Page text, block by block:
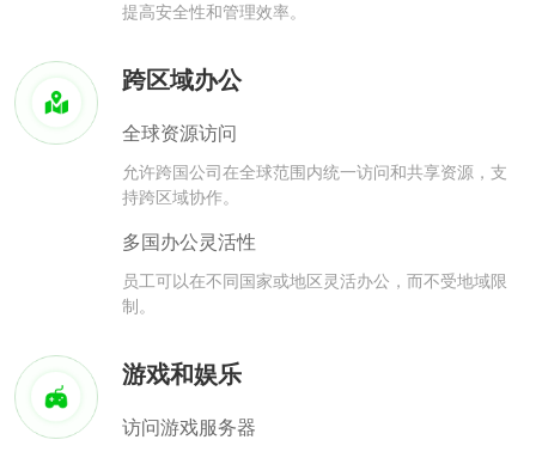
提高安全性和管理效率。
跨区域办公
全球资源访问
允许跨国公司在全球范围内统一访问和共享资源，支
持跨区域协作。
多国办公灵活性
员工可以在不同国家或地区灵活办公，而不受地域限
制。
游戏和娱乐
访问游戏服务器